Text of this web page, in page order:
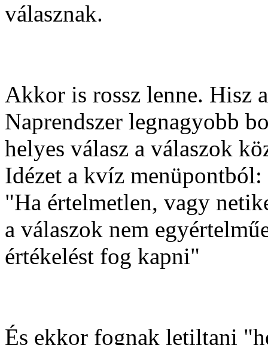
válasznak.
Akkor is rossz lenne. Hisz
Naprendszer legnagyobb
helyes válasz a válaszok
Idézet a kvíz menüpontból:
"Ha értelmetlen, vagy
a válaszok nem
értékelést fog kapni"
És ekkor fognak letiltani